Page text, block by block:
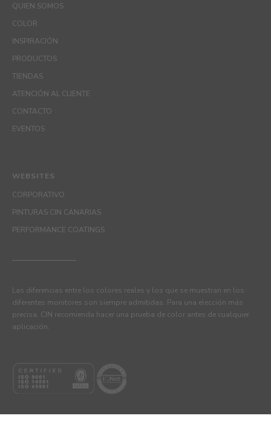
QUIEN SOMOS
COLOR
INSPIRACIÓN
PRODUCTOS
TIENDAS
ATENCIÓN AL CLIENTE
CONTACTO
EVENTOS
WEBSITES
CORPORATIVO
PINTURAS CIN CANARIAS
PERFORMANCE COATINGS
Las diferencias entre los colores reales y los que se muestran en los
diferentes monitores son siempre admitidas. Para una elección más
precisa, CIN recomienda hacer una prueba de color antes de cualquier
aplicación.